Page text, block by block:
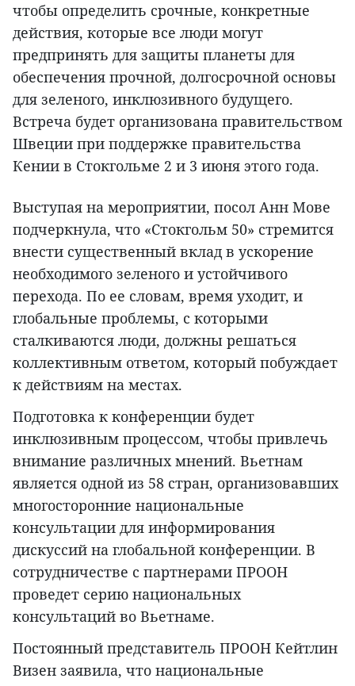
чтобы определить срочные, конкретные
действия, которые все люди могут
предпринять для защиты планеты для
обеспечения прочной, долгосрочной основы
для зеленого, инклюзивного будущего.
Встреча будет организована правительством
Швеции при поддержке правительства
Кении в Стокгольме 2 и 3 июня этого года.
Выступая на мероприятии, посол Анн Мове
подчеркнула, что «Стокгольм 50» стремится
внести существенный вклад в ускорение
необходимого зеленого и устойчивого
перехода. По ее словам, время уходит, и
глобальные проблемы, с которыми
сталкиваются люди, должны решаться
коллективным ответом, который побуждает
к действиям на местах.
Подготовка к конференции будет
инклюзивным процессом, чтобы привлечь
внимание различных мнений. Вьетнам
является одной из 58 стран, организовавших
многосторонние национальные
консультации для информирования
дискуссий на глобальной конференции. В
сотрудничестве с партнерами ПРООН
проведет серию национальных
консультаций во Вьетнаме.
Постоянный представитель ПРООН Кейтлин
Визен заявила, что национальные